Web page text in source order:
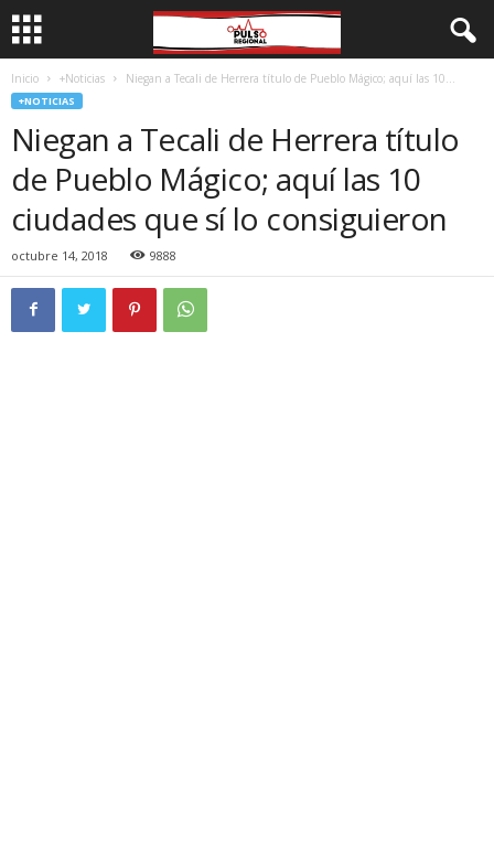
Inicio +Noticias Niegan a Tecali de Herrera título de Pueblo Mágico; aquí las 10...
+NOTICIAS
Niegan a Tecali de Herrera título
de Pueblo Mágico; aquí las 10
ciudades que sí lo consiguieron
octubre 14, 2018 9888